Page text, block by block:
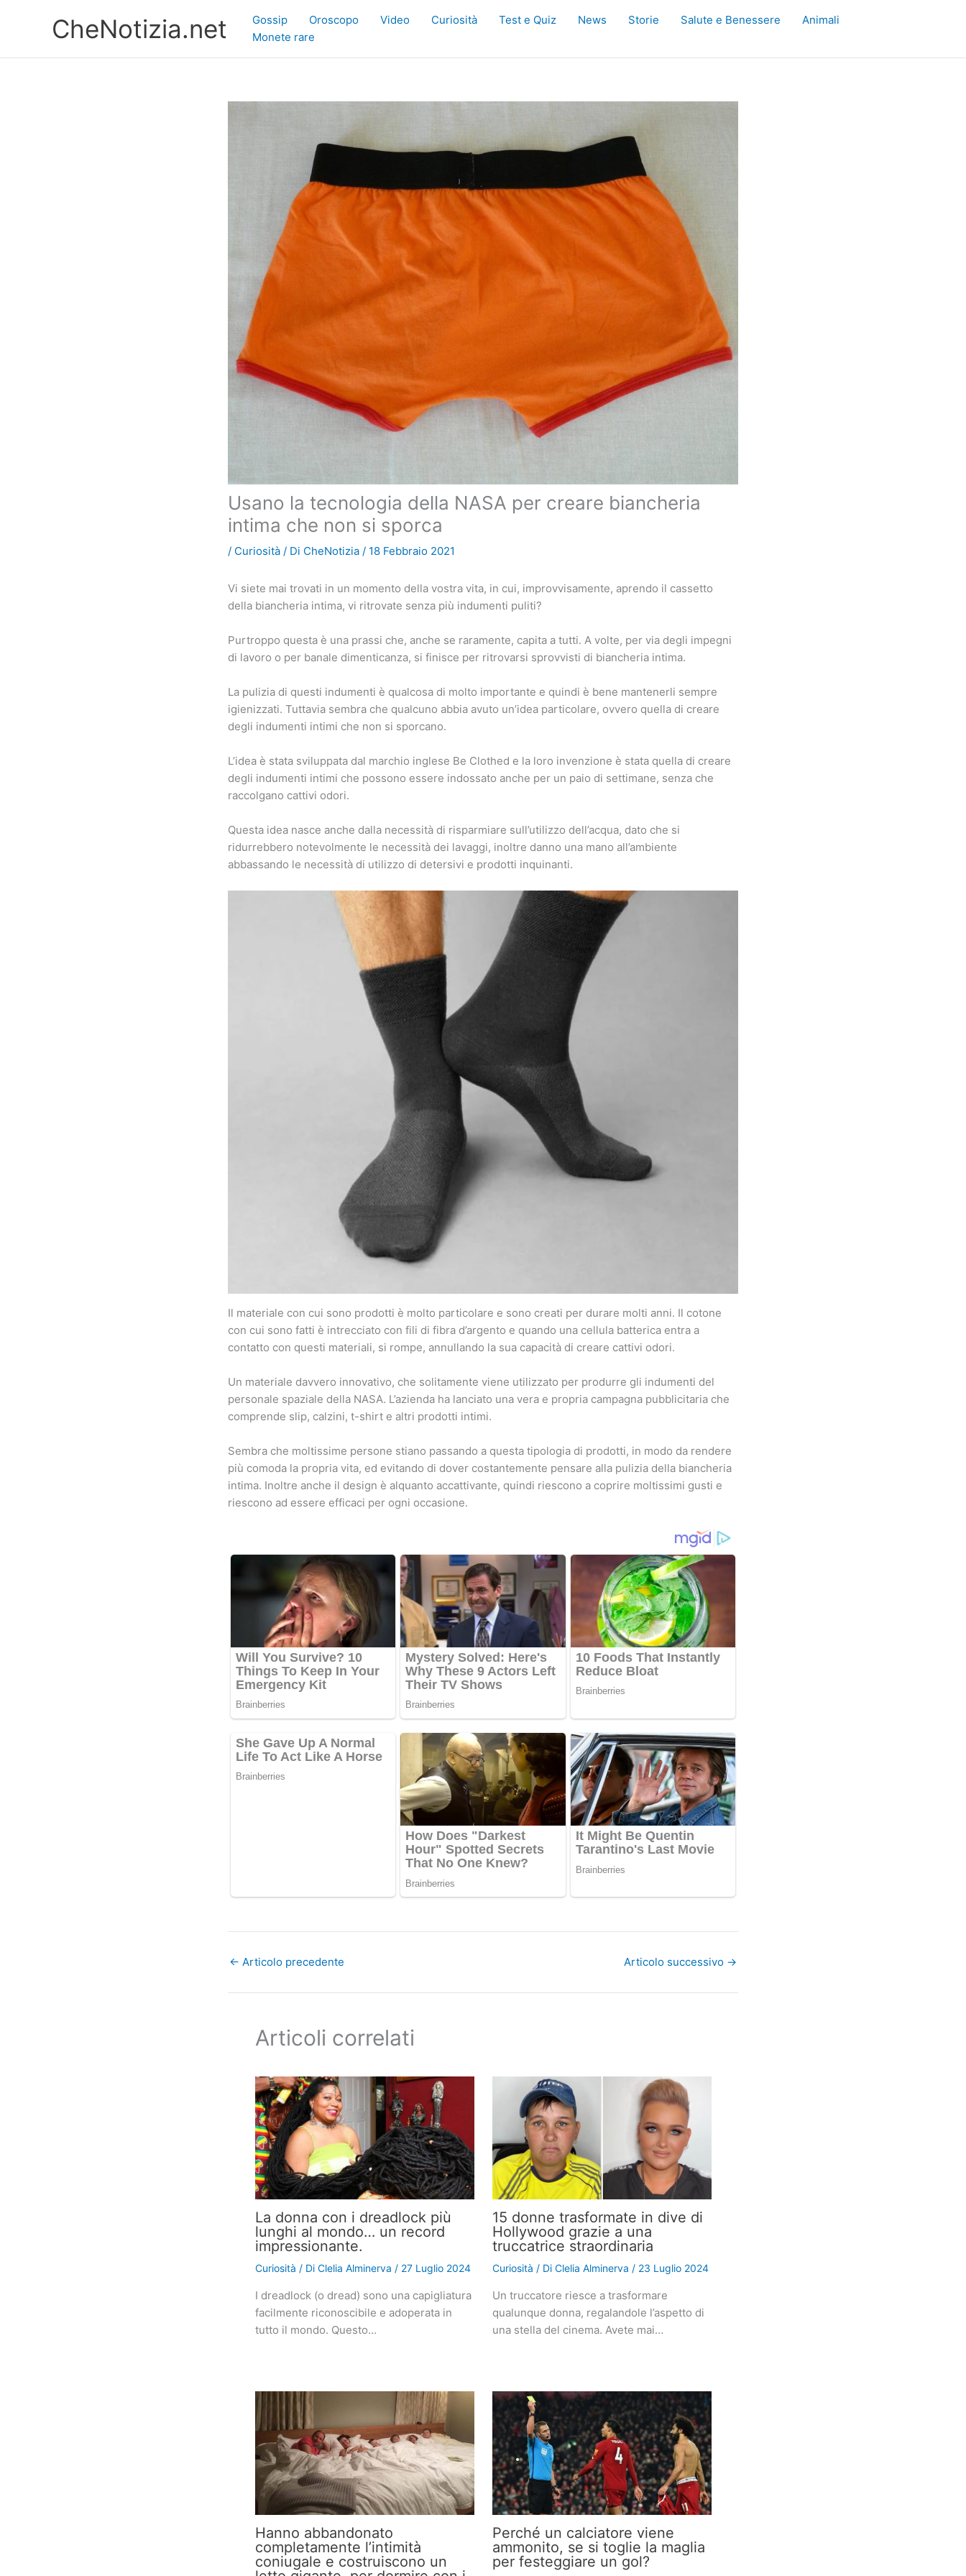
CheNotizia.net Gossip Oroscopo Video Curiosità Test e Quiz News Storie Salute e Benessere
Animali
Monete rare
Usano la tecnologia della NASA per creare biancheria
intima che non si sporca
/ Curiosità / Di CheNotizia / 18 Febbraio 2021
Vi siete mai trovati in un momento della vostra vita, in cui, improvvisamente, aprendo il cassetto
della biancheria intima, vi ritrovate senza più indumenti puliti?
Purtroppo questa è una prassi che, anche se raramente, capita a tutti. A volte, per via degli impegni
di lavoro o per banale dimenticanza, si finisce per ritrovarsi sprovvisti di biancheria intima.
La pulizia di questi indumenti è qualcosa di molto importante e quindi è bene mantenerli sempre
igienizzati. Tuttavia sembra che qualcuno abbia avuto un’idea particolare, ovvero quella di creare
degli indumenti intimi che non si sporcano.
L’idea è stata sviluppata dal marchio inglese Be Clothed e la loro invenzione è stata quella di creare
degli indumenti intimi che possono essere indossato anche per un paio di settimane, senza che
raccolgano cattivi odori.
Questa idea nasce anche dalla necessità di risparmiare sull’utilizzo dell’acqua, dato che si
ridurrebbero notevolmente le necessità dei lavaggi, inoltre danno una mano all’ambiente
abbassando le necessità di utilizzo di detersivi e prodotti inquinanti.
Il materiale con cui sono prodotti è molto particolare e sono creati per durare molti anni. Il cotone
con cui sono fatti è intrecciato con fili di fibra d’argento e quando una cellula batterica entra a
contatto con questi materiali, si rompe, annullando la sua capacità di creare cattivi odori.
Un materiale davvero innovativo, che solitamente viene utilizzato per produrre gli indumenti del
personale spaziale della NASA. L’azienda ha lanciato una vera e propria campagna pubblicitaria che
comprende slip, calzini, t-shirt e altri prodotti intimi.
Sembra che moltissime persone stiano passando a questa tipologia di prodotti, in modo da rendere
più comoda la propria vita, ed evitando di dover costantemente pensare alla pulizia della biancheria
intima. Inoltre anche il design è alquanto accattivante, quindi riescono a coprire moltissimi gusti e
riescono ad essere efficaci per ogni occasione.
← Articolo precedente Articolo successivo →
Articoli correlati
La donna con i dreadlock più
lunghi al mondo… un record
impressionante.
Curiosità / Di Clelia Alminerva / 27 Luglio 2024
I dreadlock (o dread) sono una capigliatura
facilmente riconoscibile e adoperata in
tutto il mondo. Questo…
15 donne trasformate in dive di
Hollywood grazie a una
truccatrice straordinaria
Curiosità / Di Clelia Alminerva / 23 Luglio 2024
Un truccatore riesce a trasformare
qualunque donna, regalandole l’aspetto di
una stella del cinema. Avete mai…
Hanno abbandonato
completamente l’intimità
coniugale e costruiscono un
Perché un calciatore viene
ammonito, se si toglie la maglia
per festeggiare un gol?